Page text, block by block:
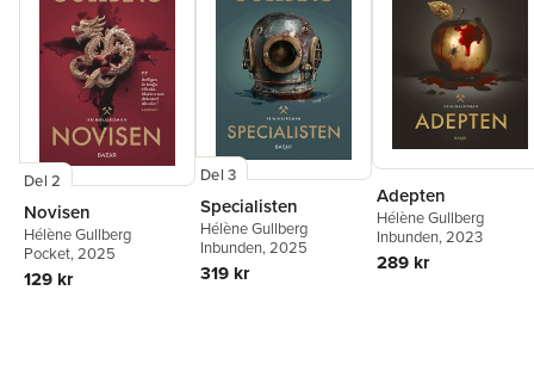
Del 2
Novisen
Hélène Gullberg
Pocket, 2025
129 kr
Del 3
Specialisten
Hélène Gullberg
Inbunden, 2025
319 kr
Adepten
Hélène Gullberg
Inbunden, 2023
289 kr